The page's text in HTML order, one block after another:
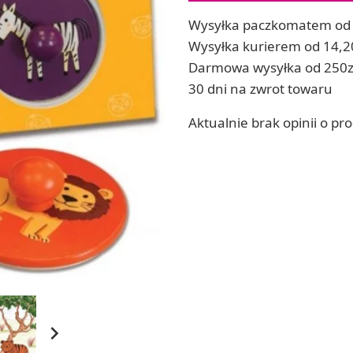
ręcznych
Soda, kwasek, formy do kul do kąpieli
Dodatki: barwniki i zapachy
RZEŹBA, GLINY I ODLEWY
Lepienie i rzeźbienie
Odlewy dekoracyjne
Modelowanie dla dzieci

Wysyłka paczkomatem od
Wysyłka kurierem od
Darmowa wysyłka od
30 dni na zwrot towaru
Aktualnie brak opinii o